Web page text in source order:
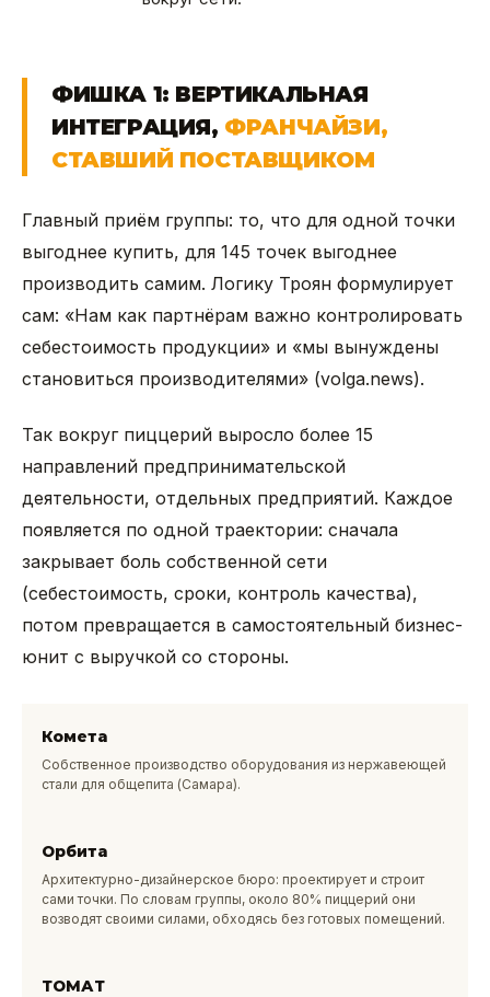
ФИШКА 1: ВЕРТИКАЛЬНАЯ
ИНТЕГРАЦИЯ, ФРАНЧАЙЗИ,
СТАВШИЙ ПОСТАВЩИКОМ
Главный приём группы: то, что для одной точки
выгоднее купить, для 145 точек выгоднее
производить самим. Логику Троян формулирует
сам: «Нам как партнёрам важно контролировать
себестоимость продукции» и «мы вынуждены
становиться производителями» (volga.news).
Так вокруг пиццерий выросло более 15
направлений предпринимательской
деятельности, отдельных предприятий. Каждое
появляется по одной траектории: сначала
закрывает боль собственной сети
(себестоимость, сроки, контроль качества),
потом превращается в самостоятельный бизнес-
юнит с выручкой со стороны.
Комета
Собственное производство оборудования из нержавеющей
стали для общепита (Самара).
Орбита
Архитектурно-дизайнерское бюро: проектирует и строит
сами точки. По словам группы, около 80% пиццерий они
возводят своими силами, обходясь без готовых помещений.
ТОМАТ